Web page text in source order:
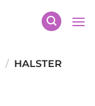
/ HALSTER